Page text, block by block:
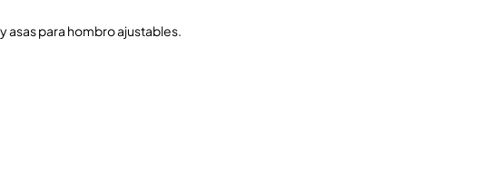
asas para hombro ajustables.